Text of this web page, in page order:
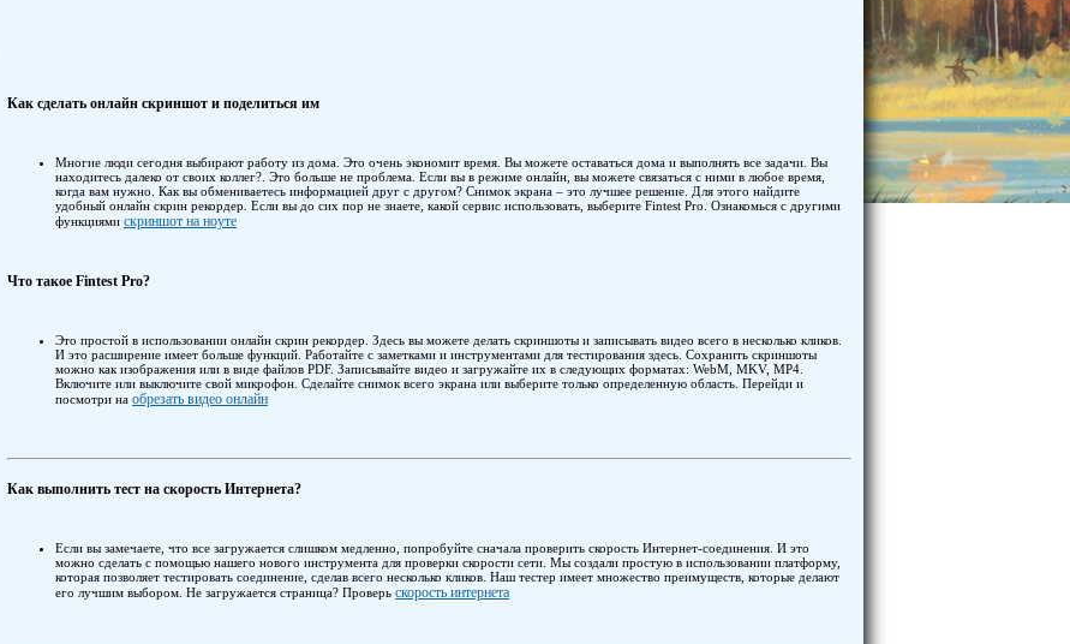
Как сделать онлайн скриншот и поделиться им
Многие люди сегодня выбирают работу из дома. Это очень экономит время. Вы можете оставаться дома и выполнять все задачи. Вы
находитесь далеко от своих коллег?. Это больше не проблема. Если вы в режиме онлайн, вы можете связаться с ними в любое время,
когда вам нужно. Как вы обмениваетесь информацией друг с другом? Снимок экрана – это лучшее решение. Для этого найдите
удобный онлайн скрин рекордер. Если вы до сих пор не знаете, какой сервис использовать, выберите Fintest Pro. Ознакомься с другими
функциями скриншот на ноуте
Что такое Fintest Pro?
Это простой в использовании онлайн скрин рекордер. Здесь вы можете делать скриншоты и записывать видео всего в несколько кликов.
И это расширение имеет больше функций. Работайте с заметками и инструментами для тестирования здесь. Сохранить скриншоты
можно как изображения или в виде файлов PDF. Записывайте видео и загружайте их в следующих форматах: WebM, MKV, MP4.
Включите или выключите свой микрофон. Сделайте снимок всего экрана или выберите только определенную область. Перейди и
посмотри на обрезать видео онлайн
Как выполнить тест на скорость Интернета?
Если вы замечаете, что все загружается слишком медленно, попробуйте сначала проверить скорость Интернет-соединения. И это
можно сделать с помощью нашего нового инструмента для проверки скорости сети. Мы создали простую в использовании платформу,
которая позволяет тестировать соединение, сделав всего несколько кликов. Наш тестер имеет множество преимуществ, которые делают
его лучшим выбором. Не загружается страница? Проверь скорость интернета